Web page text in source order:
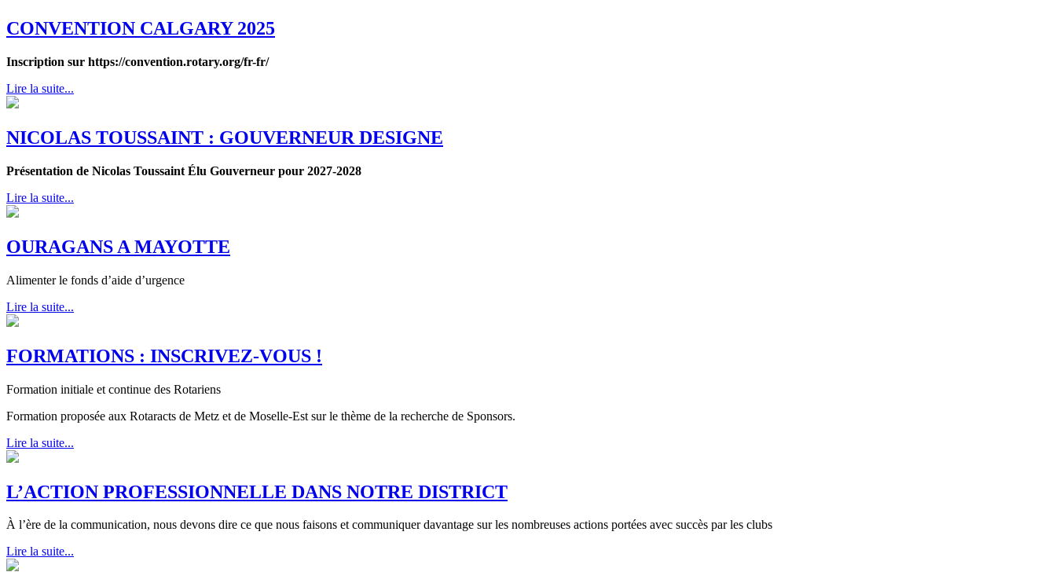
CONVENTION CALGARY 2025
Inscription sur https://convention.rotary.org/fr-fr/
Lire la suite...
NICOLAS TOUSSAINT : GOUVERNEUR DESIGNE
Présentation de Nicolas Toussaint Élu Gouverneur pour 2027-2028
Lire la suite...
OURAGANS A MAYOTTE
Alimenter le fonds d’aide d’urgence
Lire la suite...
FORMATIONS : INSCRIVEZ-VOUS !
Formation initiale et continue des Rotariens
Formation proposée aux Rotaracts de Metz et de Moselle-Est sur le thème de la recherche de Sponsors.
Lire la suite...
L’ACTION PROFESSIONNELLE DANS NOTRE DISTRICT
À l’ère de la communication, nous devons dire ce que nous faisons et communiquer davantage sur les nombreuses actions portées avec succès par les clubs
Lire la suite...